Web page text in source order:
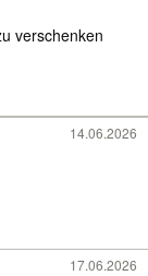
verschenken
14.06.2026
17.06.2026